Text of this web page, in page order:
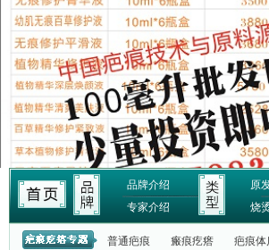
品牌介绍
专家介绍
原
烧
普通疤痕 瘢痕疙瘩 疤痕体